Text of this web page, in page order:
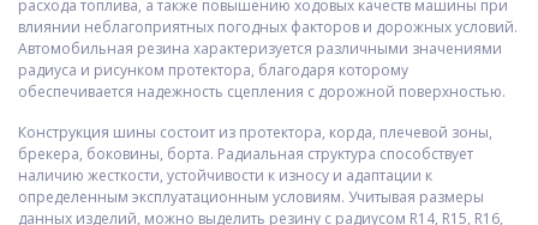
расхода топлива, а также повышению ходовых качеств машины при
влиянии неблагоприятных погодных факторов и дорожных условий.
Автомобильная резина характеризуется различными значениями
радиуса и рисунком протектора, благодаря которому
обеспечивается надежность сцепления с дорожной поверхностью.
Конструкция шины состоит из протектора, корда, плечевой зоны,
брекера, боковины, борта. Радиальная структура способствует
наличию жесткости, устойчивости к износу и адаптации к
определенным эксплуатационным условиям. Учитывая размеры
данных изделий, можно выделить резину с радиусом R14, R15, R16,